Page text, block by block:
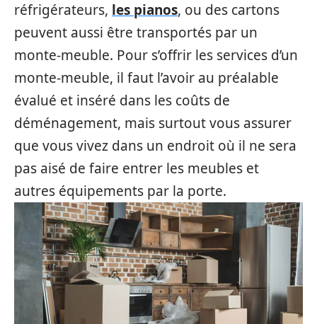
réfrigérateurs, les pianos, ou des cartons
peuvent aussi être transportés par un
monte-meuble. Pour s’offrir les services d’un
monte-meuble, il faut l’avoir au préalable
évalué et inséré dans les coûts de
déménagement, mais surtout vous assurer
que vous vivez dans un endroit où il ne sera
pas aisé de faire entrer les meubles et
autres équipements par la porte.